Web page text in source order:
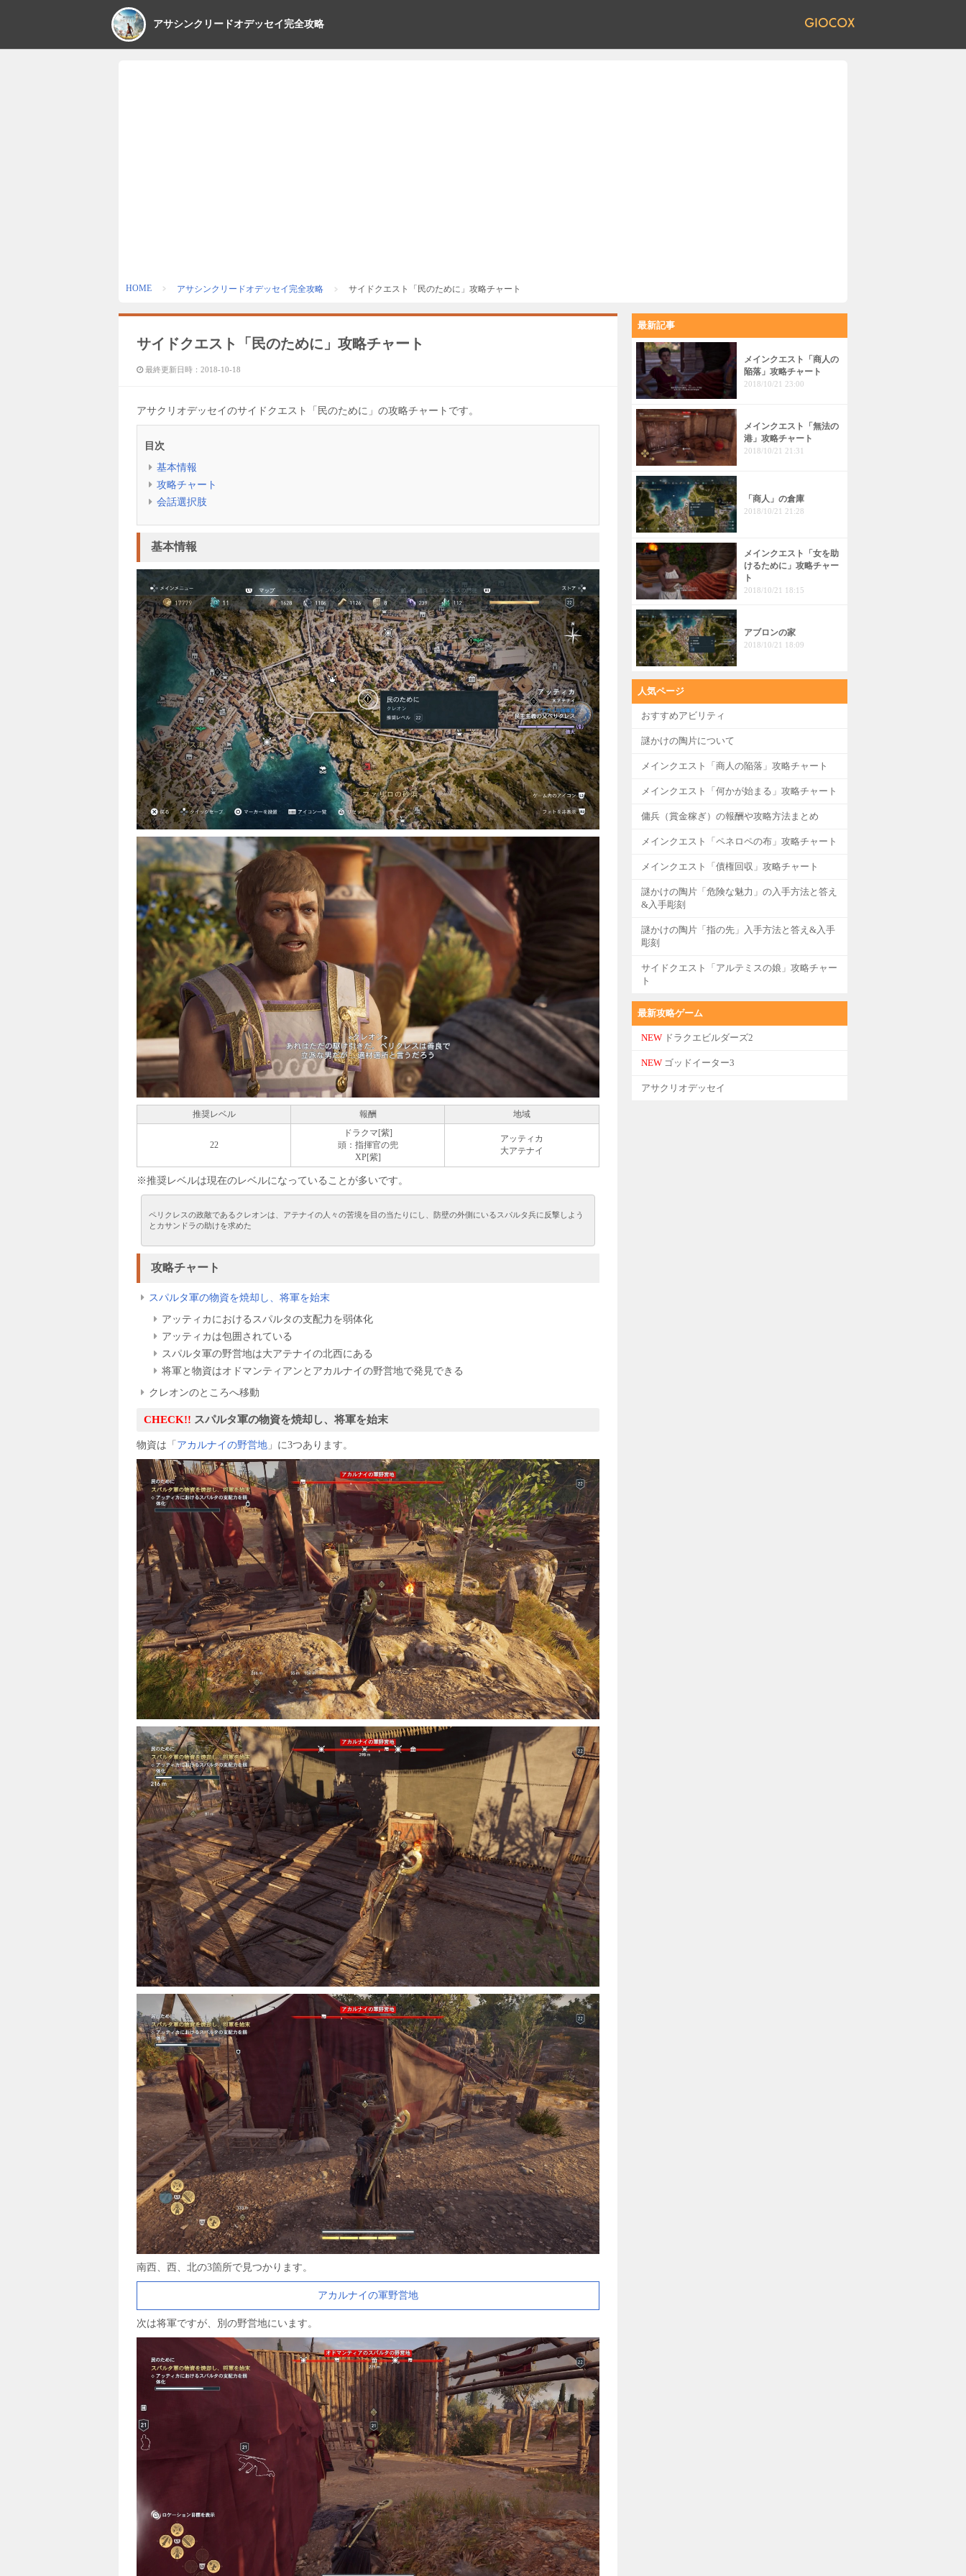
アサシンクリードオデッセイ完全攻略
HOME アサシンクリードオデッセイ完全攻略 サイドクエスト「民のために」攻略チャート
サイドクエスト「民のために」攻略チャート
最終更新日時： 2018-10-18
アサクリオデッセイのサイドクエスト「民のために」の攻略チャートです。
目次
基本情報
攻略チャート
会話選択肢
基本情報
推奨レベル 報酬 地域
22
ドラクマ[紫]
頭：指揮官の兜
XP[紫]
アッティカ
大アテナイ
※推奨レベルは現在のレベルになっていることが多いです。
ペリクレスの政敵であるクレオンは、アテナイの人々の苦境を目の当たりにし、防壁の外側にいるスパルタ兵に反撃しよう
とカサンドラの助けを求めた
攻略チャート
スパルタ軍の物資を焼却し、将軍を始末
アッティカにおけるスパルタの支配力を弱体化
アッティカは包囲されている
スパルタ軍の野営地は大アテナイの北西にある
将軍と物資はオドマンティアンとアカルナイの野営地で発見できる
クレオンのところへ移動
CHECK!! スパルタ軍の物資を焼却し、将軍を始末
物資は「 アカルナイの野営地 」に3つあります。
南西、西、北の3箇所で見つかります。
アカルナイの軍野営地
次は将軍ですが、別の野営地にいます。
最新記事
メインクエスト「商人の
陥落」攻略チャート
2018/10/21 23:00
メインクエスト「無法の
港」攻略チャート
2018/10/21 21:31
「商人」の倉庫
2018/10/21 21:28
メインクエスト「女を助
けるために」攻略チャー
ト
2018/10/21 18:15
アブロンの家
2018/10/21 18:09
人気ページ
おすすめアビリティ
謎かけの陶片について
メインクエスト「商人の陥落」攻略チャート
メインクエスト「何かが始まる」攻略チャート
傭兵（賞金稼ぎ）の報酬や攻略方法まとめ
メインクエスト「ペネロペの布」攻略チャート
メインクエスト「債権回収」攻略チャート
謎かけの陶片「危険な魅力」の入手方法と答え
&入手彫刻
謎かけの陶片「指の先」入手方法と答え&入手
彫刻
サイドクエスト「アルテミスの娘」攻略チャー
ト
最新攻略ゲーム
NEW ドラクエビルダーズ2
NEW ゴッドイーター3
アサクリオデッセイ